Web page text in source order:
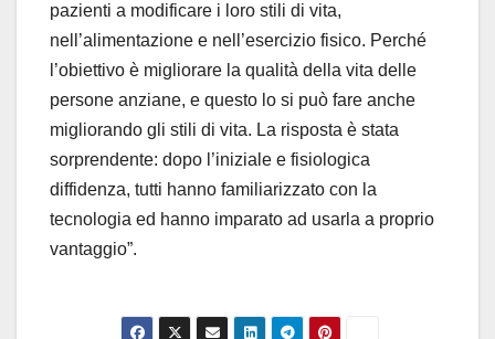
pazienti a modificare i loro stili di vita,
nell’alimentazione e nell’esercizio fisico. Perché
l’obiettivo è migliorare la qualità della vita delle
persone anziane, e questo lo si può fare anche
migliorando gli stili di vita. La risposta è stata
sorprendente: dopo l’iniziale e fisiologica
diffidenza, tutti hanno familiarizzato con la
tecnologia ed hanno imparato ad usarla a proprio
vantaggio”.